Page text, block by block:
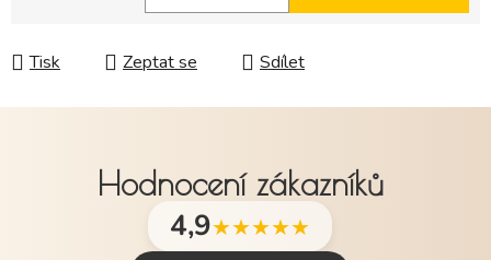
Tisk
Zeptat se Sdílet
Hodnocení zákazníků
4,9★★★★★